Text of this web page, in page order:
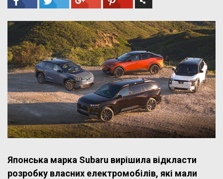
Японська марка Subaru вирішила відкласти
розробку власних електромобілів, які мали